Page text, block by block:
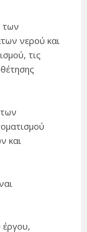
των
νερού και
τις
και
έργου,